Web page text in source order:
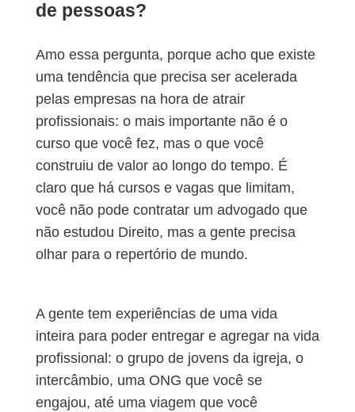
de pessoas?
Amo essa pergunta, porque acho que existe
uma tendência que precisa ser acelerada
pelas empresas na hora de atrair
profissionais: o mais importante não é o
curso que você fez, mas o que você
construiu de valor ao longo do tempo. É
claro que há cursos e vagas que limitam,
você não pode contratar um advogado que
não estudou Direito, mas a gente precisa
olhar para o repertório de mundo.
A gente tem experiências de uma vida
inteira para poder entregar e agregar na vida
profissional: o grupo de jovens da igreja, o
intercâmbio, uma ONG que você se
engajou, até uma viagem que você